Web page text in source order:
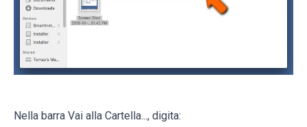
Nella barra Vai alla Cartella..., digita: